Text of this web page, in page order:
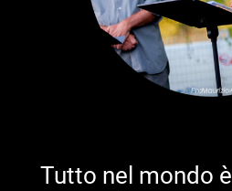
Tutto nel mondo è